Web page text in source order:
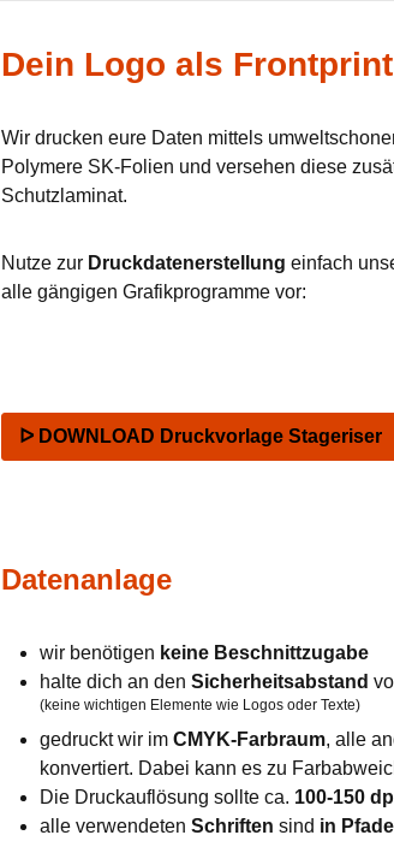
Dein Logo als
Wir drucken eure Daten mittels
Polymere SK-Folien und versehen diese
Schutzlaminat.
Nutze zur Druckdatenerstellung einfach
alle gängigen Grafikprogramme vor:
ᐅ DOWNLOAD Druckvorlage Stageriser
Datenanlage
wir benötigen keine Beschnittzugabe
halte dich an den Sicherheitsabstand
(keine wichtigen Elemente wie Logos oder Texte)
gedruckt wir im CMYK-Farbraum, alle
konvertiert. Dabei kann es zu
Die Druckauflösung sollte ca. 100-150
alle verwendeten Schriften sind in Pfade